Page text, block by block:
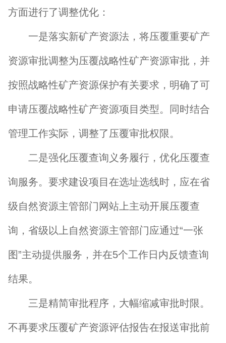
方面进行了调整优化：
一是落实新矿产资源法，将压覆重要矿产
资源审批调整为压覆战略性矿产资源审批，并
按照战略性矿产资源保护有关要求，明确了可
申请压覆战略性矿产资源项目类型。同时结合
管理工作实际，调整了压覆审批权限。
二是强化压覆查询义务履行，优化压覆查
询服务。要求建设项目在选址选线时，应在省
级自然资源主管部门网站上主动开展压覆查
询，省级以上自然资源主管部门应通过“一张
图”主动提供服务，并在5个工作日内反馈查询
结果。
三是精简审批程序，大幅缩减审批时限。
不再要求压覆矿产资源评估报告在报送审批前